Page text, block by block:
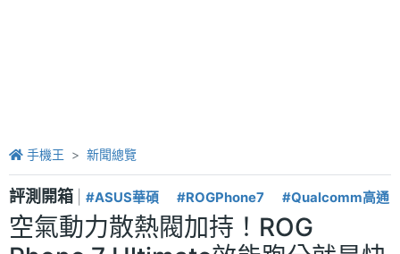
手機王 新聞總覽
評測開箱 #ASUS華碩 #ROGPhone7 #Qualcomm高通
空氣動力散熱閥加持！ROG